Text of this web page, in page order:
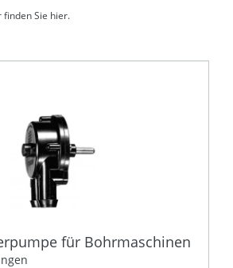
Sie hier.
für Bohrmaschinen